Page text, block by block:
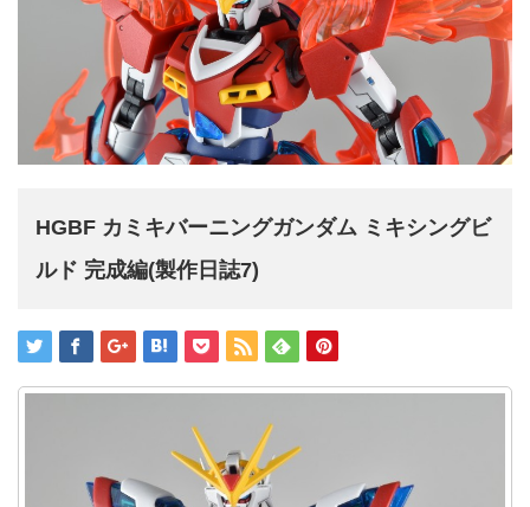
HGBF カミキバーニングガンダム ミキシングビ
ルド 完成編(製作日誌7)